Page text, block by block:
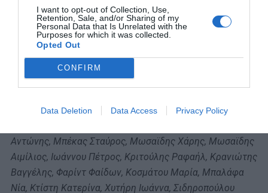
I want to opt-out of Collection, Use,
Retention, Sale, and/or Sharing of my
Personal Data that Is Unrelated with the
Purposes for which it was collected.
Opted Out
CONFIRM
Data Deletion Data Access Privacy Policy
Mαρία Μαγδαληνή: Ήβη Αδάμου και η Αντιγόνη
Ψυχράμη για συγκεκριμένες παραστάσεις
και ο Νίκος Μουτσινάς στο ρόλο του Ηρώδη
Πιλάτος: Βασίλης Αξιώτης, Kαιάφας: Γιώργος
Ζαχαρόπουλος, Άννας: Στέλιος Κέλλερης, Σίμων
Μάριος, στους άλλους ρόλους οι Γιαννίμπας Γιώργος,
Αντώνης, Μπέκας Σταύρος, Μωσαϊδης Χάρης, Μωσαϊδης
Αιμίλιος, Ιωάννου Πέτρος, Κριτούλης Ραφαήλ, Κρανιώτης
Βαγγέλης, Φαρίντ Φαίδων, Κοσμάτου Μαρία, Μπαλάφα
Νία, Κτίστη Κατερίνα, Χυτήρη Ιωάννα, Σιδηροπούλου